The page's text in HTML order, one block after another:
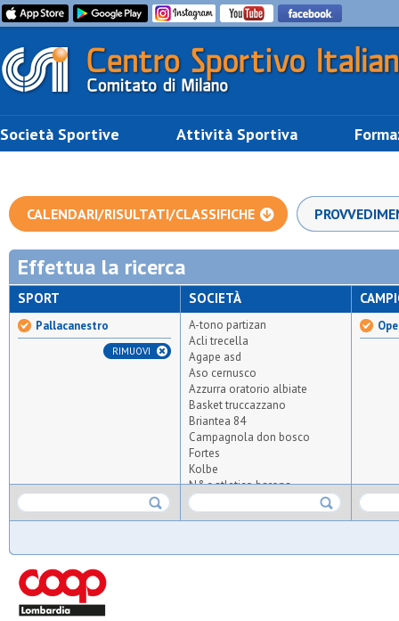
Società Sportive Attività Sportiva
CALENDARI/RISULTATI/CLASSIFICHE
Effettua la ricerca
SPORT
Pallacanestro
RIMUOVI
SOCIETÀ
A-tono partizan
Acli trecella
Agape asd
Aso cernusco
Azzurra oratorio albiate
Basket truccazzano
Briantea 84
Campagnola don bosco
Fortes
Kolbe
N&c atletico barona
Novate
Osg 2001